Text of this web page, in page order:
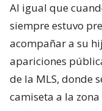
Al igual que
siempre estuvo
acompañar a su
apariciones
de la MLS, donde
camiseta a la